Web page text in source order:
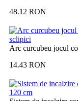
48.12 RON
Arc curcubeu jocul
14.43 RON